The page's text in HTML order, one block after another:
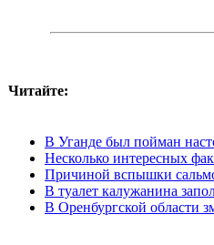
Читайте:
В Уганде был пойман
Несколько интересных
Причиной вспышки
В туалет калужанина
В Оренбургской области